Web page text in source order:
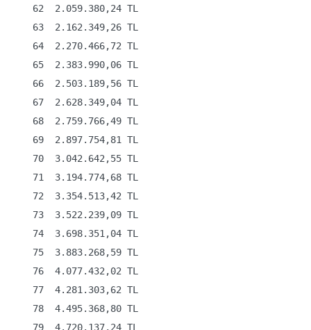
    62  2.059.380,24 TL
    63  2.162.349,26 TL
    64  2.270.466,72 TL
    65  2.383.990,06 TL
    66  2.503.189,56 TL
    67  2.628.349,04 TL
    68  2.759.766,49 TL
    69  2.897.754,81 TL
    70  3.042.642,55 TL
    71  3.194.774,68 TL
    72  3.354.513,42 TL
    73  3.522.239,09 TL
    74  3.698.351,04 TL
    75  3.883.268,59 TL
    76  4.077.432,02 TL
    77  4.281.303,62 TL
    78  4.495.368,80 TL
    79  4.720.137,24 TL